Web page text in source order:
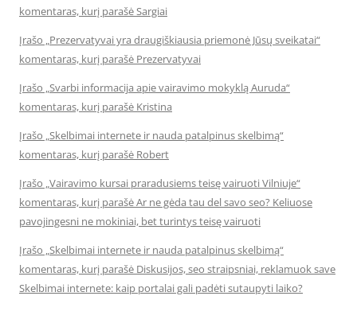
komentaras, kurį parašė Sargiai
Įrašo „Prezervatyvai yra draugiškiausia priemonė Jūsų sveikatai“
komentaras, kurį parašė Prezervatyvai
Įrašo „Svarbi informacija apie vairavimo mokyklą Auruda“
komentaras, kurį parašė Kristina
Įrašo „Skelbimai internete ir nauda patalpinus skelbimą“
komentaras, kurį parašė Robert
Įrašo „Vairavimo kursai praradusiems teisę vairuoti Vilniuje“
komentaras, kurį parašė Ar ne gėda tau del savo seo? Keliuose
pavojingesni ne mokiniai, bet turintys teisę vairuoti
Įrašo „Skelbimai internete ir nauda patalpinus skelbimą“
komentaras, kurį parašė Diskusijos, seo straipsniai, reklamuok save
Skelbimai internete: kaip portalai gali padėti sutaupyti laiko?